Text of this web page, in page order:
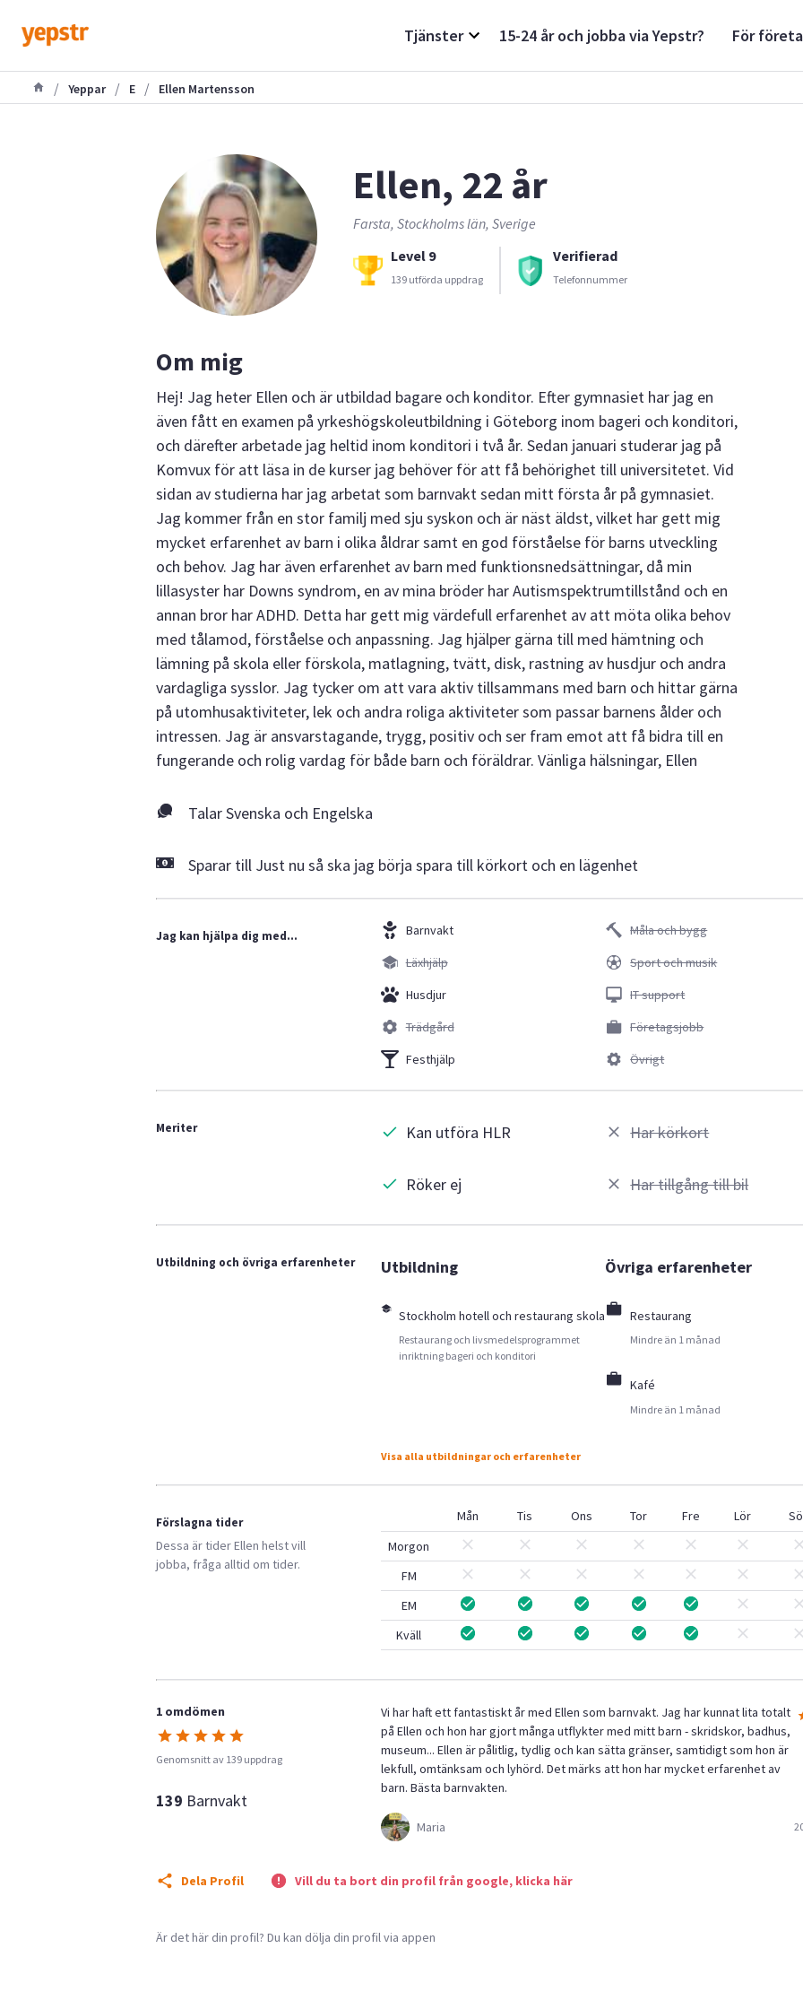
Tjänster 15-24 år och jobba via Yepstr? För
/ Yeppar / E / Ellen Martensson
Ellen, 22 år
Farsta, Stockholms län, Sverige
Level 9
139 utförda uppdrag
Verifierad
Telefonnummer
Om mig
Hej! Jag heter Ellen och är utbildad bagare och konditor. Efter gymnasiet har jag en
även fått en examen på yrkeshögskoleutbildning i Göteborg inom bageri och konditori,
och därefter arbetade jag heltid inom konditori i två år. Sedan januari studerar jag på
Komvux för att läsa in de kurser jag behöver för att få behörighet till universitetet. Vid
sidan av studierna har jag arbetat som barnvakt sedan mitt första år på gymnasiet.
Jag kommer från en stor familj med sju syskon och är näst äldst, vilket har gett mig
mycket erfarenhet av barn i olika åldrar samt en god förståelse för barns utveckling
och behov. Jag har även erfarenhet av barn med funktionsnedsättningar, då min
lillasyster har Downs syndrom, en av mina bröder har Autismspektrumtillstånd och en
annan bror har ADHD. Detta har gett mig värdefull erfarenhet av att möta olika behov
med tålamod, förståelse och anpassning. Jag hjälper gärna till med hämtning och
lämning på skola eller förskola, matlagning, tvätt, disk, rastning av husdjur och andra
vardagliga sysslor. Jag tycker om att vara aktiv tillsammans med barn och hittar gärna
på utomhusaktiviteter, lek och andra roliga aktiviteter som passar barnens ålder och
intressen. Jag är ansvarstagande, trygg, positiv och ser fram emot att få bidra till en
fungerande och rolig vardag för både barn och föräldrar. Vänliga hälsningar, Ellen
Talar Svenska och Engelska
Sparar till Just nu så ska jag börja spara till körkort och en lägenhet
Jag kan hjälpa dig med...
Barnvakt
Läxhjälp
Husdjur
Trädgård
Festhjälp
Måla och bygg
Sport och musik
IT support
Företagsjobb
Övrigt
Meriter Kan utföra HLR
Röker ej
Har körkort
Har tillgång till bil
Utbildning och övriga erfarenheter Utbildning
Stockholm hotell och restaurang skola
Restaurang och livsmedelsprogrammet
inriktning bageri och konditori
Övriga erfarenheter
Restaurang
Mindre än 1 månad
Kafé
Mindre än 1 månad
Visa alla utbildningar och erfarenheter
Förslagna tider
Dessa är tiderEllen helst vill
jobba, fråga alltid om tider.
Mån Tis Ons Tor Fre Lör
Morgon
FM
EM
Kväll
1 omdömen
Genomsnitt av 139 uppdrag
139 Barnvakt
Vi har haft ett fantastiskt år med Ellen som barnvakt. Jag har kunnat lita totalt
på Ellen och hon har gjort många utflykter med mitt barn - skridskor, badhus,
museum... Ellen är pålitlig, tydlig och kan sätta gränser, samtidigt som hon är
lekfull, omtänksam och lyhörd. Det märks att hon har mycket erfarenhet av
barn. Bästa barnvakten.
Maria
Dela Profil Vill du ta bort din profil från google, klicka här
Är det här din profil? Du kan dölja din profil via appen